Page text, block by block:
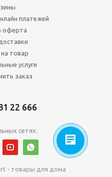
платежей
оферта
товар
услуги
заказ
22 666
сетях:
- товары для дома